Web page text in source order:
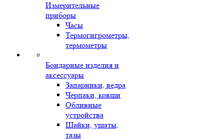
Измерительные
приборы
Часы
Термогигрометры,
термометры
Бондарные изделия и
аксессуары
Запарники, ведра
Черпаки, ковши
Обливные
устройства
Шайки, ушаты,
тазы